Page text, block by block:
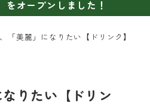
をオープンしました！
「美麗」になりたい【ドリンク】
りたい【ドリン